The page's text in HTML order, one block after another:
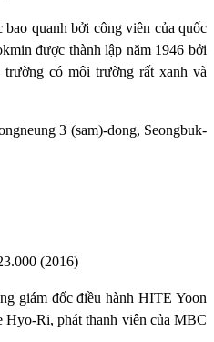
quanh bởi công viên của quốc
được thành lập năm 1946 bởi
có môi trường rất xanh và
3 (sam)-dong, Seongbuk-
(2016)
giám đốc điều hành HITE Yoon
Hyo-Ri, phát thanh viên của MBC